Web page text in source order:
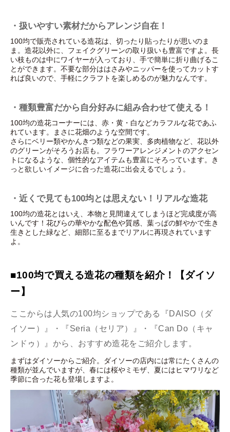
・扱いやすい素材だからアレンジ自在！
100均で販売されている造花は、切ったり貼ったりが思いのま
ま。造花以外に、フェイクグリーンの取り扱いも豊富ですよ。長
い枝ものは中にワイヤーが入っており、手で簡単に折り曲げるこ
とができます。不要な部分ははさみやニッパーを使ってカットす
れば良いので、手軽にクラフトを楽しめるのが魅力なんです。
・種類豊富だから自分好みに組み合わせて使える！
100均の造花コーナーには、赤・黄・白などカラフルな花であふ
れています。まさに花畑のような空間です。
さらにベリー類やかんきつ類などの果実、多肉植物など、花以外
のグリーンがそろうお店も。フラワーアレンジメントのアクセン
トになるような、個性的なアイテムも豊富にそろっています。き
っと欲しいイメージに合った造花に出会えるでしょう。
・近くで見ても100均とは思えない！リアルな造花
100均の造花とはいえ、本物と見間違えてしまうほど完成度が高
いんです！花びらの華やかな配色や質感、葉っぱの鮮やかで生き
生きとした緑など、細部に至るまでリアルに再現されています
よ。
■100均で買える造花の種類を紹介！【ダイソ
ー】
ここからは人気の100均ショップである『DAISO（ダ
イソー）』・『Seria（セリア）』・『Can Do（キャ
ンドゥ）』から、おすすめ造花をご紹介します。
まずはダイソーからご紹介。ダイソーの店内には常にたくさんの
種類が並んでいますが、春には桜やミモザ、夏にはヒマワリなど
季節に合った花も登場しますよ。